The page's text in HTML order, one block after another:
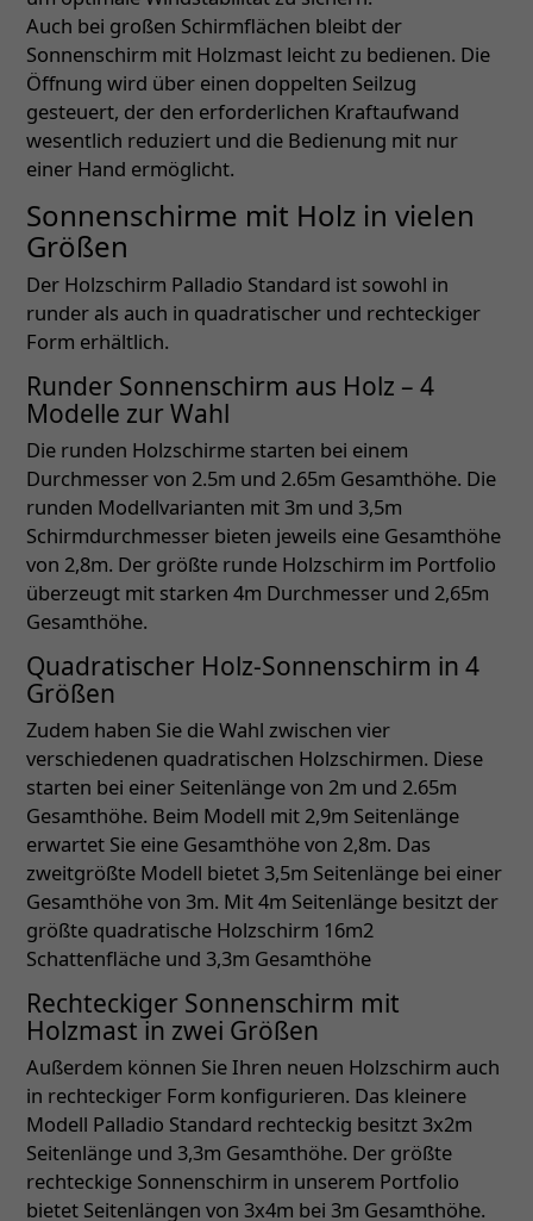
Auch bei großen Schirmflächen bleibt der
Sonnenschirm mit Holzmast leicht zu bedienen. Die
Öffnung wird über einen doppelten Seilzug
gesteuert, der den erforderlichen Kraftaufwand
wesentlich reduziert und die Bedienung mit nur
einer Hand ermöglicht.
Sonnenschirme mit Holz in vielen
Größen
Der Holzschirm Palladio Standard ist sowohl in
runder als auch in quadratischer und rechteckiger
Form erhältlich.
Runder Sonnenschirm aus Holz – 4
Modelle zur Wahl
Die runden Holzschirme starten bei einem
Durchmesser von 2.5m und 2.65m Gesamthöhe. Die
runden Modellvarianten mit 3m und 3,5m
Schirmdurchmesser bieten jeweils eine Gesamthöhe
von 2,8m. Der größte runde Holzschirm im Portfolio
überzeugt mit starken 4m Durchmesser und 2,65m
Gesamthöhe.
Quadratischer Holz-Sonnenschirm in 4
Größen
Zudem haben Sie die Wahl zwischen vier
verschiedenen quadratischen Holzschirmen. Diese
starten bei einer Seitenlänge von 2m und 2.65m
Gesamthöhe. Beim Modell mit 2,9m Seitenlänge
erwartet Sie eine Gesamthöhe von 2,8m. Das
zweitgrößte Modell bietet 3,5m Seitenlänge bei einer
Gesamthöhe von 3m. Mit 4m Seitenlänge besitzt der
größte quadratische Holzschirm 16m2
Schattenfläche und 3,3m Gesamthöhe
Rechteckiger Sonnenschirm mit
Holzmast in zwei Größen
Außerdem können Sie Ihren neuen Holzschirm auch
in rechteckiger Form konfigurieren. Das kleinere
Modell Palladio Standard rechteckig besitzt 3x2m
Seitenlänge und 3,3m Gesamthöhe. Der größte
rechteckige Sonnenschirm in unserem Portfolio
bietet Seitenlängen von 3x4m bei 3m Gesamthöhe.